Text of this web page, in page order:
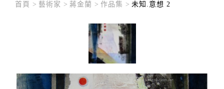
首頁 > 藝術家 > 蔣金蘭 > 作品集 > 未知.意想 2